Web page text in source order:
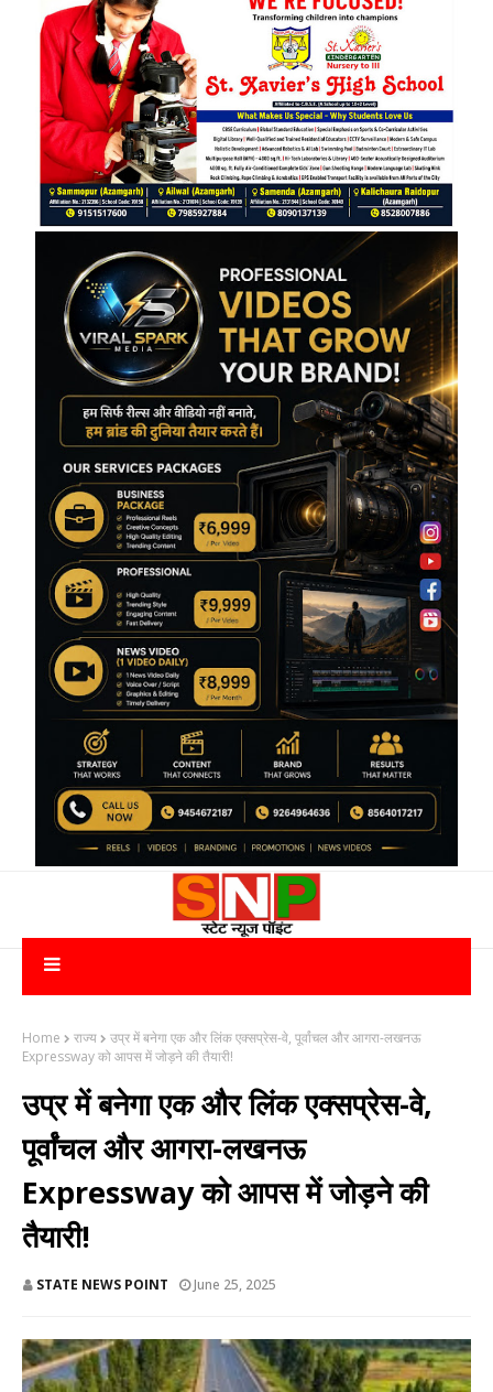
Home राज्य
उप्र में बनेगा एक और लिंक एक्सप्रेस-वे, पूर्वांचल और आगरा-लखनऊ
Expressway को आपस में जोड़ने की तैयारी!
उप्र में बनेगा एक और लिंक एक्सप्रेस-वे,
पूर्वांचल और आगरा-लखनऊ
Expressway को आपस में जोड़ने की
तैयारी!
STATE NEWS POINT June 25, 2025